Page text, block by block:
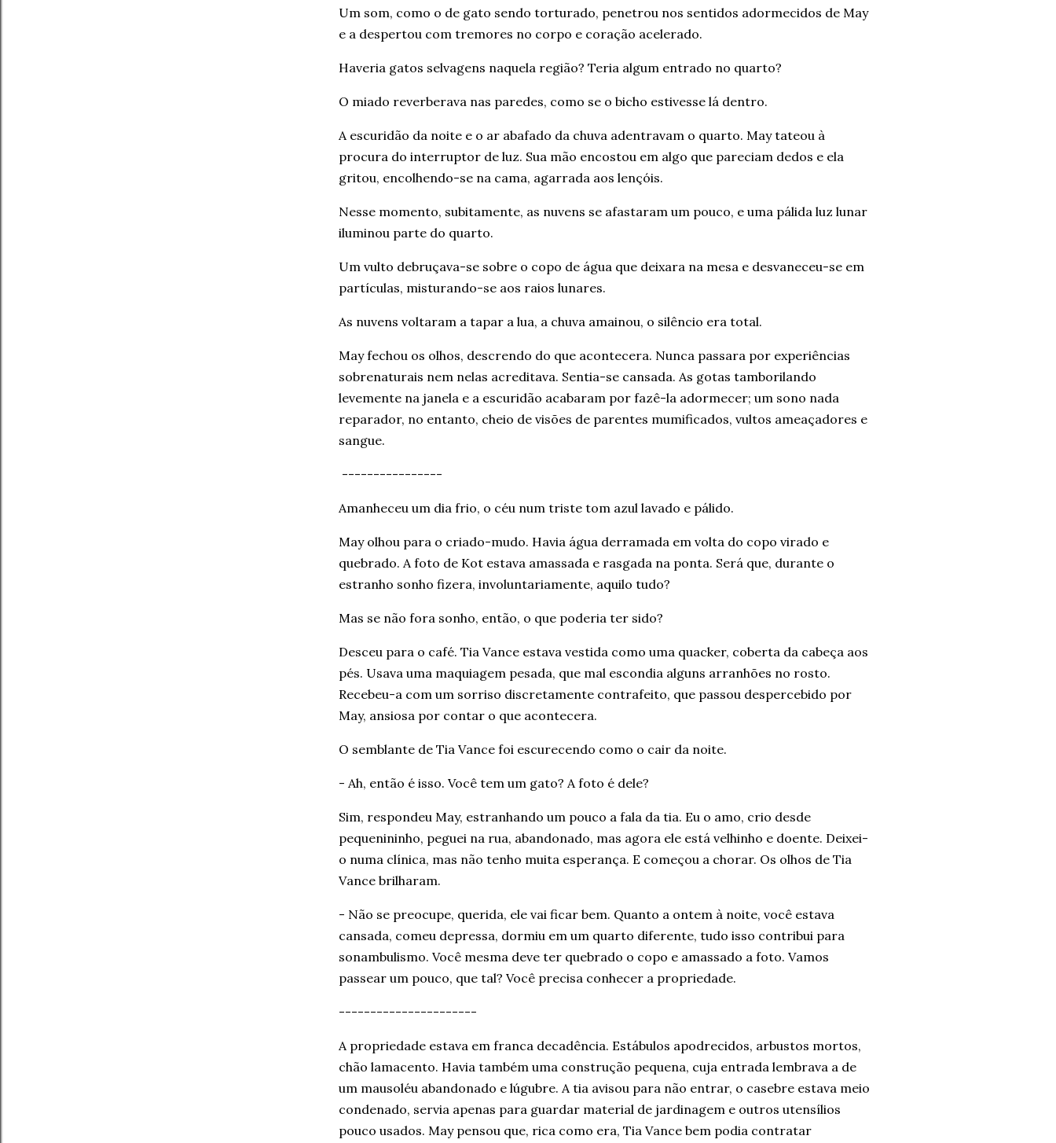
Um som, como o de gato sendo torturado, penetrou nos sentidos adormecidos de May
e a despertou com tremores no corpo e coração acelerado.
Haveria gatos selvagens naquela região? Teria algum entrado no quarto?
O miado reverberava nas paredes, como se o bicho estivesse lá dentro.
A escuridão da noite e o ar abafado da chuva adentravam o quarto. May tateou à
procura do interruptor de luz. Sua mão encostou em algo que pareciam dedos e ela
gritou, encolhendo-se na cama, agarrada aos lençóis.
Nesse momento, subitamente, as nuvens se afastaram um pouco, e uma pálida luz lunar
iluminou parte do quarto.
Um vulto debruçava-se sobre o copo de água que deixara na mesa e desvaneceu-se em
partículas, misturando-se aos raios lunares.
As nuvens voltaram a tapar a lua, a chuva amainou, o silêncio era total.
May fechou os olhos, descrendo do que acontecera. Nunca passara por experiências
sobrenaturais nem nelas acreditava. Sentia-se cansada. As gotas tamborilando
levemente na janela e a escuridão acabaram por fazê-la adormecer; um sono nada
reparador, no entanto, cheio de visões de parentes mumificados, vultos ameaçadores e
sangue.
----------------
Amanheceu um dia frio, o céu num triste tom azul lavado e pálido.
May olhou para o criado-mudo. Havia água derramada em volta do copo virado e
quebrado. A foto de Kot estava amassada e rasgada na ponta. Será que, durante o
estranho sonho fizera, involuntariamente, aquilo tudo?
Mas se não fora sonho, então, o que poderia ter sido?
Desceu para o café. Tia Vance estava vestida como uma quacker, coberta da cabeça aos
pés. Usava uma maquiagem pesada, que mal escondia alguns arranhões no rosto.
Recebeu-a com um sorriso discretamente contrafeito, que passou despercebido por
May, ansiosa por contar o que acontecera.
O semblante de Tia Vance foi escurecendo como o cair da noite.
- Ah, então é isso. Você tem um gato? A foto é dele?
Sim, respondeu May, estranhando um pouco a fala da tia. Eu o amo, crio desde
pequenininho, peguei na rua, abandonado, mas agora ele está velhinho e doente. Deixei-
o numa clínica, mas não tenho muita esperança. E começou a chorar. Os olhos de Tia
Vance brilharam.
- Não se preocupe, querida, ele vai ficar bem. Quanto a ontem à noite, você estava
cansada, comeu depressa, dormiu em um quarto diferente, tudo isso contribui para
sonambulismo. Você mesma deve ter quebrado o copo e amassado a foto. Vamos
passear um pouco, que tal? Você precisa conhecer a propriedade.
----------------------
A propriedade estava em franca decadência. Estábulos apodrecidos, arbustos mortos,
chão lamacento. Havia também uma construção pequena, cuja entrada lembrava a de
um mausoléu abandonado e lúgubre. A tia avisou para não entrar, o casebre estava meio
condenado, servia apenas para guardar material de jardinagem e outros utensílios
pouco usados. May pensou que, rica como era, Tia Vance bem podia contratar